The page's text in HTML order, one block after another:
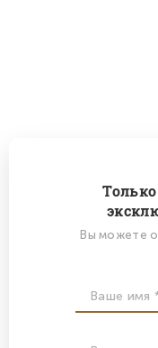
Вы можете